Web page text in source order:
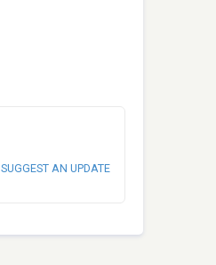
SUGGEST AN UPDATE